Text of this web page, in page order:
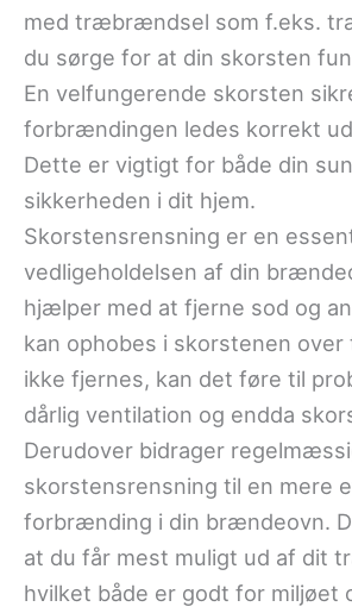
med træbrændsel som f.eks.
du sørge for at din skorsten
En velfungerende skorsten
forbrændingen ledes korrekt
Dette er vigtigt for både din
sikkerheden i dit hjem.
Skorstensrensning er en
vedligeholdelsen af din
hjælper med at fjerne sod og
kan ophobes i skorstenen
ikke fjernes, kan det føre til
dårlig ventilation og endda
Derudover bidrager
skorstensrensning til en mere
forbrænding i din brændeovn.
at du får mest muligt ud af dit
hvilket både er godt for miljøet